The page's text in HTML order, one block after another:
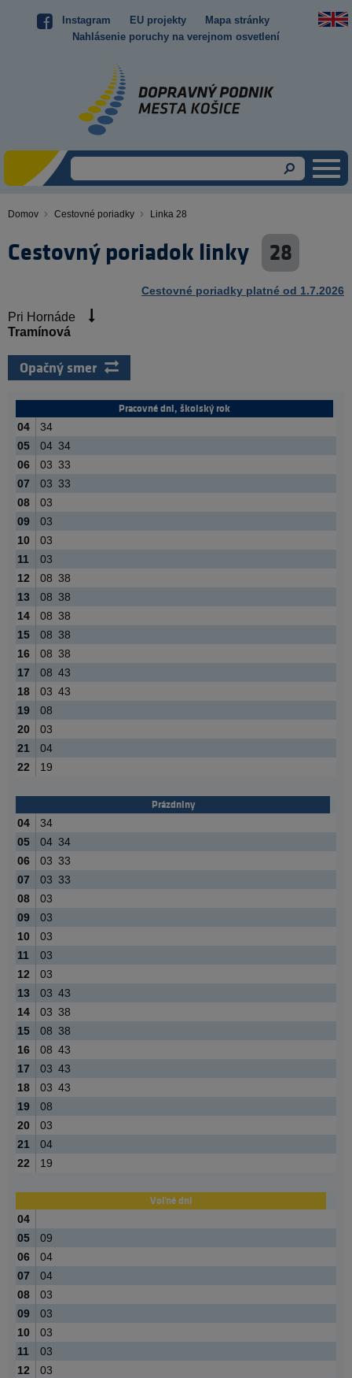
Instagram EU projekty
Mapa stránky
Nahlásenie poruchy na verejnom osvetlení
Domov Cestovné poriadky Linka 28
Cestovný poriadok linky 28
Cestovné poriadky platné od 1.7.2026
Pri Hornáde
Tramínová
Opačný smer
Pracovné dni, školský rok
04
34
05
04 34
06
03 33
07
03 33
08
03
09
03
10
03
11
03
12
08 38
13
08 38
14
08 38
15
08 38
16
08 38
17
08 43
18
03 43
19
08
20
03
21
04
22
19
Prázdniny
04
34
05
04 34
06
03 33
07
03 33
08
03
09
03
10
03
11
03
12
03
13
03 43
14
03 38
15
08 38
16
08 43
17
03 43
18
03 43
19
08
20
03
21
04
22
19
Voľné dni
04
05
09
06
04
07
04
08
03
09
03
10
03
11
03
12
03